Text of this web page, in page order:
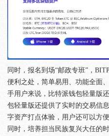
同时，报名到场“邮政专班”，
便利之处，简单易用、功能全面
手用户来说，比特派钱包轻量版
包轻量版还提供了实时的交易信
字资产打点体验，用户还可以方
同时，培养担当民族复兴大任的